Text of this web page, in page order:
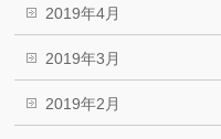
2019年4月
2019年3月
2019年2月